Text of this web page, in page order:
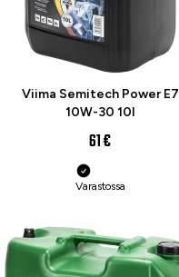
Viima Semitech Power E7
10W-30 10l
61 €
Varastossa